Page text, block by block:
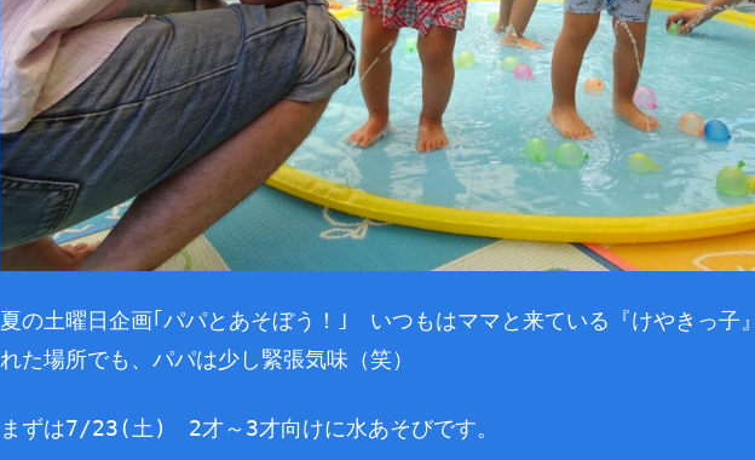
夏の土曜日企画｢パパとあそぼう！｣ いつもはママと来ている『けやきっ子
れた場所でも、パパは少し緊張気味（笑）
まずは7/23(土) 2才～3才向けに水あそびです。